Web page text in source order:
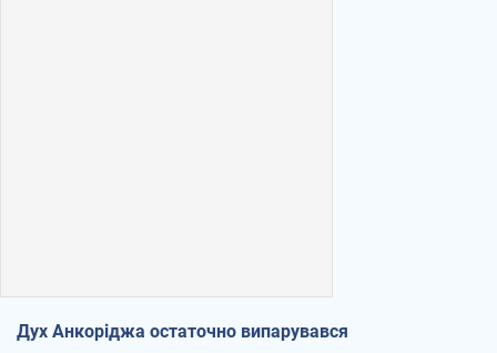
Дух Анкоріджа остаточно випарувався